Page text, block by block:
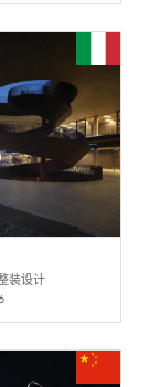
装设计